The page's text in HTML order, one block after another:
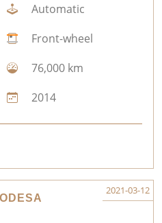
Automatic
Front-wheel
76,000 km
2014
2021-03-12